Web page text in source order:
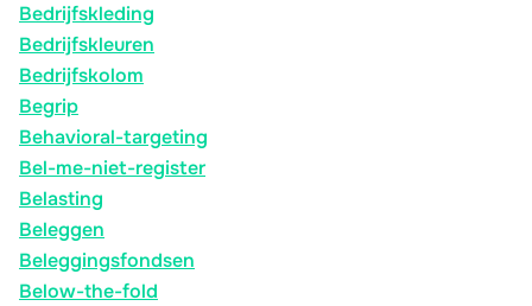
Bedrijfskleding
Bedrijfskleuren
Bedrijfskolom
Begrip
Behavioral-targeting
Bel-me-niet-register
Belasting
Beleggen
Beleggingsfondsen
Below-the-fold